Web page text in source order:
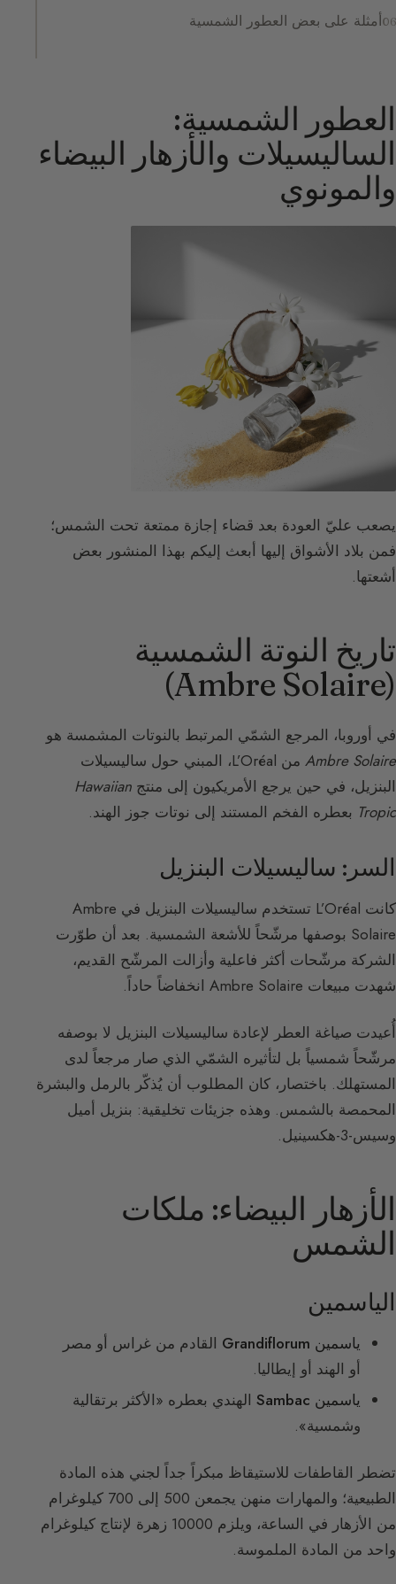
أمثلة على بعض العطور الشمسية
العطور الشمسية:
الساليسيلات والأزهار البيضاء
والمونوي
يصعب عليّ العودة بعد قضاء إجازة ممتعة تحت الشمس؛
فمن بلاد الأشواق إليها أبعث إليكم بهذا المنشور بعض
أشعتها.
تاريخ النوتة الشمسية
(Ambre Solaire)
في أوروبا، المرجع الشمّي المرتبط بالنوتات المشمسة هو
Ambre Solaire
من L’Oréal، المبني حول ساليسيلات
البنزيل، في حين يرجع الأمريكيون إلى منتج Hawaiian
Tropic بعطره الفخم المستند إلى نوتات جوز الهند.
السر: ساليسيلات البنزيل
كانت L’Oréal تستخدم ساليسيلات البنزيل في Ambre
Solaire بوصفها مرشّحاً للأشعة الشمسية. بعد أن طوّرت
الشركة مرشّحات أكثر فاعلية وأزالت المرشّح القديم،
شهدت مبيعات Ambre Solaire انخفاضاً حاداً.
أُعيدت صياغة العطر لإعادة ساليسيلات البنزيل لا بوصفه
مرشّحاً شمسياً بل لتأثيره الشمّي الذي صار مرجعاً لدى
المستهلك. باختصار، كان المطلوب أن يُذكّر بالرمل والبشرة
المحمصة بالشمس. وهذه جزيئات تخليقية: بنزيل أميل
وسيس-3-هكسينيل.
الأزهار البيضاء: ملكات
الشمس
الياسمين
ياسمين Grandiflorum
القادم من غراس أو مصر
أو الهند أو إيطاليا.
ياسمين Sambac
الهندي بعطره «الأكثر برتقالية
وشمسية».
تضطر القاطفات للاستيقاظ مبكراً جداً لجني هذه المادة
الطبيعية؛ والمهارات منهن يجمعن 500 إلى 700 كيلوغرام
من الأزهار في الساعة، ويلزم 10000 زهرة لإنتاج كيلوغرام
واحد من المادة الملموسة.